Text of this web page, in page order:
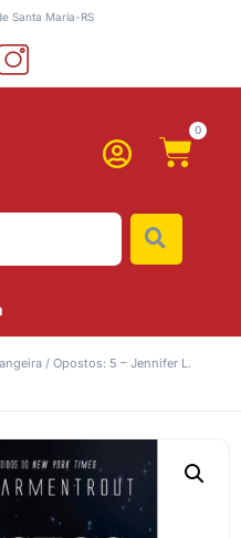
Santa Maria-RS
0
/ Opostos: 5 – Jennifer L.